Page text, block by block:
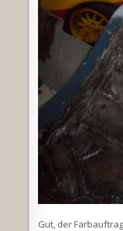
Gut, der